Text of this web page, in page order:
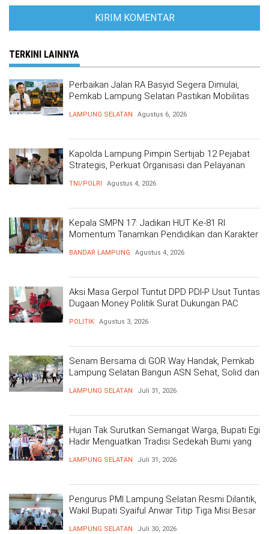
TERKINI LAINNYA
Perbaikan Jalan RA Basyid Segera Dimulai,
Pemkab Lampung Selatan Pastikan Mobilitas
LAMPUNG SELATAN Agustus 6, 2026
Kapolda Lampung Pimpin Sertijab 12 Pejabat
Strategis, Perkuat Organisasi dan Pelayanan
TNI/POLRI Agustus 4, 2026
Kepala SMPN 17: Jadikan HUT Ke-81 RI
Momentum Tanamkan Pendidikan dan Karakter
BANDAR LAMPUNG Agustus 4, 2026
Aksi Masa Gerpol Tuntut DPD PDI-P Usut Tuntas
Dugaan Money Politik Surat Dukungan PAC
POLITIK Agustus 3, 2026
Senam Bersama di GOR Way Handak, Pemkab
Lampung Selatan Bangun ASN Sehat, Solid dan
LAMPUNG SELATAN Juli 31, 2026
Hujan Tak Surutkan Semangat Warga, Bupati Egi
Hadir Menguatkan Tradisi Sedekah Bumi yang
LAMPUNG SELATAN Juli 31, 2026
Pengurus PMI Lampung Selatan Resmi Dilantik,
Wakil Bupati Syaiful Anwar Titip Tiga Misi Besar
LAMPUNG SELATAN Juli 30, 2026